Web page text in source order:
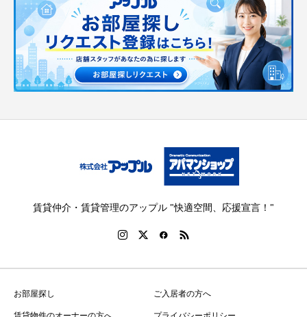
賃貸仲介・賃貸管理のアップル "快適空間、応援宣言！"
お部屋探し
ご入居者の方へ